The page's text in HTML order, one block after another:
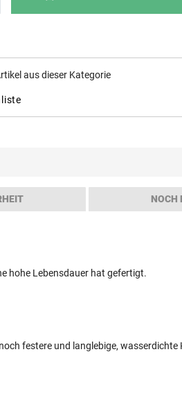
aus dieser Kategorie
NOCH
hohe Lebensdauer hat gefertigt.
festere und langlebige,